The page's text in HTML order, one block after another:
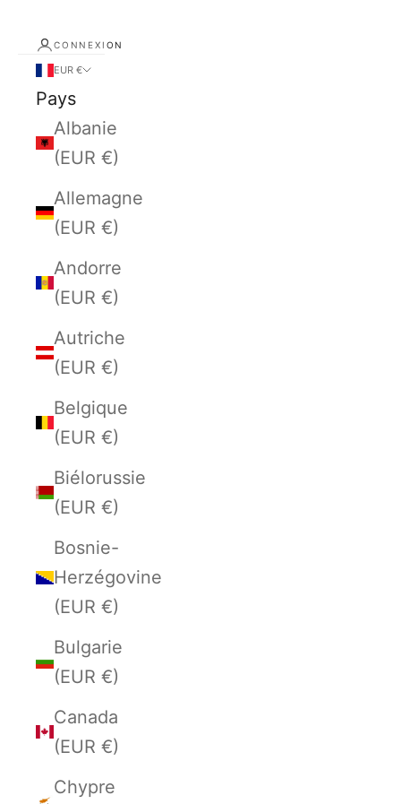
CONNEXION
EUR €
Pays
Albanie
(EUR €)
Allemagne
(EUR €)
Andorre
(EUR €)
Autriche
(EUR €)
Belgique
(EUR €)
Biélorussie
(EUR €)
Bosnie-
Herzégovine
(EUR €)
Bulgarie
(EUR €)
Canada
(EUR €)
Chypre